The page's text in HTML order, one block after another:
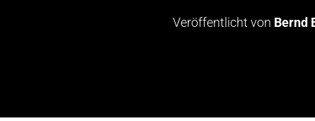
Veröffentlicht von Bernd